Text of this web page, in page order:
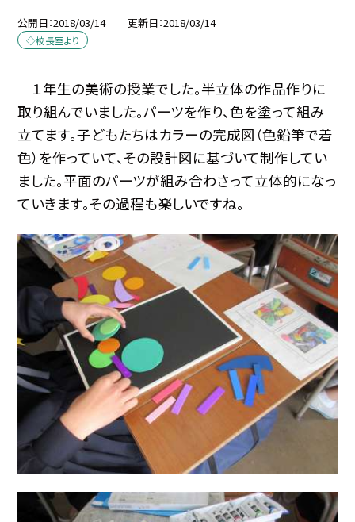
公開日 2018/03/14 更新日 2018/03/14
◇校長室より
１年生の美術の授業でした。半立体の作品作りに
取り組んでいました。パーツを作り、色を塗って組み
立てます。子どもたちはカラーの完成図（色鉛筆で着
色）を作っていて、その設計図に基づいて制作してい
ました。平面のパーツが組み合わさって立体的になっ
ていきます。その過程も楽しいですね。